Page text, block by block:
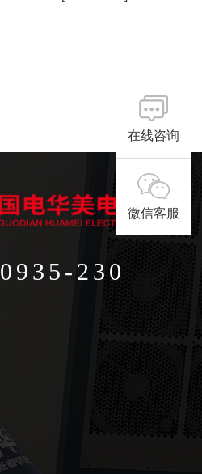
230
在线咨询
微信客服